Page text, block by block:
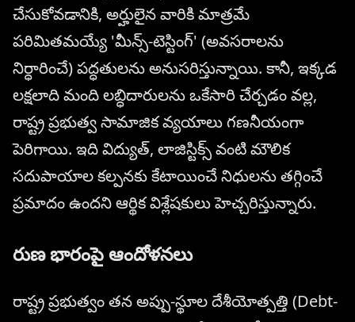
చేసుకోవడానికి, అర్హులైన వారికి మాత్రమే
పరిమితమయ్యే 'మీన్స్-టెస్టింగ్' (అవసరాలను
నిర్ధారించే) పద్ధతులను అనుసరిస్తున్నాయి. కానీ, ఇక్కడ
లక్షలాది మంది లబ్ధిదారులను ఒకేసారి చేర్చడం వల్ల,
రాష్ట్ర ప్రభుత్వ సామాజిక వ్యయాలు గణనీయంగా
పెరిగాయి. ఇది విద్యుత్, లాజిస్టిక్స్ వంటి మౌలిక
సదుపాయాల కల్పనకు కేటాయించే నిధులను తగ్గించే
ప్రమాదం ఉందని ఆర్థిక విశ్లేషకులు హెచ్చరిస్తున్నారు.
రుణ భారంపై ఆందోళనలు
రాష్ట్ర ప్రభుత్వం తన అప్పు-స్థూల దేశీయోత్పత్తి (Debt-